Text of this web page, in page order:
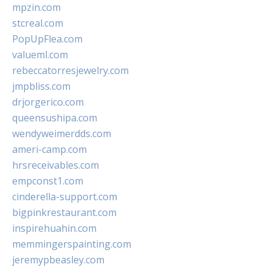
mpzin.com
stcreal.com
PopUpFlea.com
valueml.com
rebeccatorresjewelry.com
jmpbliss.com
drjorgerico.com
queensushipa.com
wendyweimerdds.com
ameri-camp.com
hrsreceivables.com
empconst1.com
cinderella-support.com
bigpinkrestaurant.com
inspirehuahin.com
memmingerspainting.com
jeremypbeasley.com